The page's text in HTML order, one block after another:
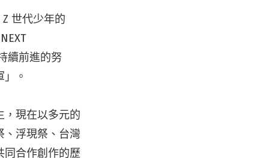
世代少年的
續前進的努
。
，現在以多元的
、浮現祭、台灣
同合作創作的歷